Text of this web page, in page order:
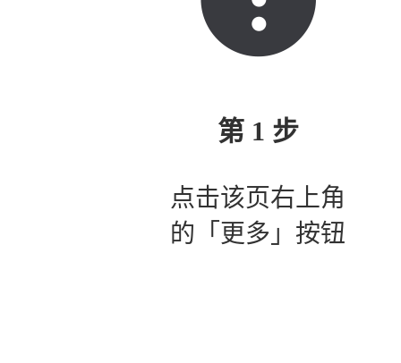
第 1 步
点击该页右上角
的「更多」按钮